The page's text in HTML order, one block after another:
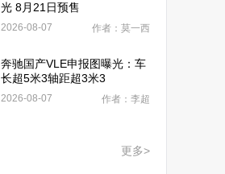
光 8月21日预售
2026-08-07 作者：莫一西
奔驰国产VLE申报图曝光：车
长超5米3轴距超3米3
2026-08-07 作者：李超
更多>